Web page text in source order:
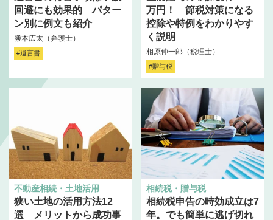
回避にも効果的 パター
ン別に例文も紹介
勝本広太（弁護士）
#遺言書
万円！ 節税対策になる
控除や特例をわかりやす
く説明
相原仲一郎（税理士）
#贈与税
不動産相続・土地活用
狭い土地の活用方法12
選 メリットから成功事
相続税・贈与税
相続税申告の時効成立は7
年。でも簡単に逃げ切れ